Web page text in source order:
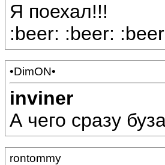
Я поехал!!!
:beer: :beer:
•DimON•
inviner
А чего сразу
rontommy